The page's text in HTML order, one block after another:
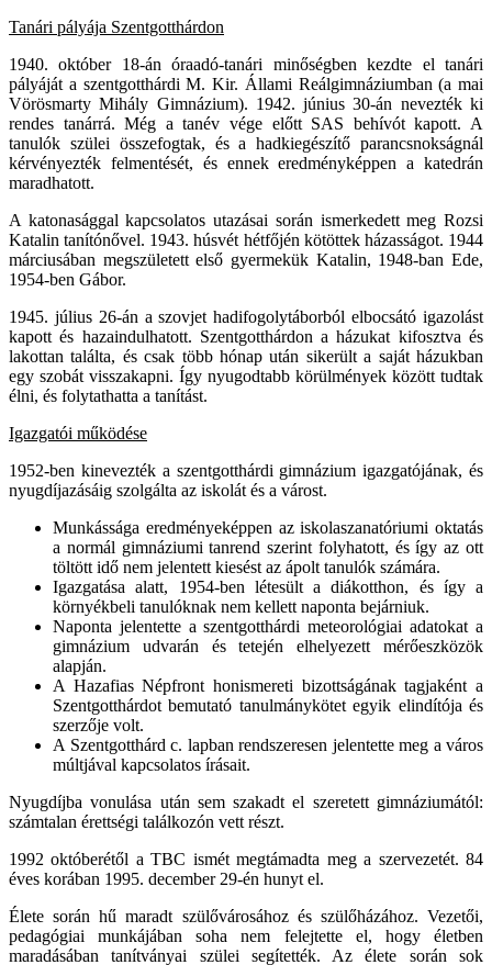
Tanári pályája Szentgotthárdon
1940. október 18-án óraadó-tanári minőségben kezdte el tanári
pályáját a szentgotthárdi M. Kir. Állami Reálgimnáziumban (a mai
Vörösmarty Mihály Gimnázium). 1942. június 30-án nevezték ki
rendes tanárrá. Még a tanév vége előtt SAS behívót kapott. A
tanulók szülei összefogtak, és a hadkiegészítő parancsnokságnál
kérvényezték felmentését, és ennek eredményképpen a katedrán
maradhatott.
A katonasággal kapcsolatos utazásai során ismerkedett meg Rozsi
Katalin tanítónővel. 1943. húsvét hétfőjén kötöttek házasságot. 1944
márciusában megszületett első gyermekük Katalin, 1948-ban Ede,
1954-ben Gábor.
1945. július 26-án a szovjet hadifogolytáborból elbocsátó igazolást
kapott és hazaindulhatott. Szentgotthárdon a házukat kifosztva és
lakottan találta, és csak több hónap után sikerült a saját házukban
egy szobát visszakapni. Így nyugodtabb körülmények között tudtak
élni, és folytathatta a tanítást.
Igazgatói működése
1952-ben kinevezték a szentgotthárdi gimnázium igazgatójának, és
nyugdíjazásáig szolgálta az iskolát és a várost.
Munkássága eredményeképpen az iskolaszanatóriumi oktatás
a normál gimnáziumi tanrend szerint folyhatott, és így az ott
töltött idő nem jelentett kiesést az ápolt tanulók számára.
Igazgatása alatt, 1954-ben létesült a diákotthon, és így a
környékbeli tanulóknak nem kellett naponta bejárniuk.
Naponta jelentette a szentgotthárdi meteorológiai adatokat a
gimnázium udvarán és tetején elhelyezett mérőeszközök
alapján.
A Hazafias Népfront honismereti bizottságának tagjaként a
Szentgotthárdot bemutató tanulmánykötet egyik elindítója és
szerzője volt.
A Szentgotthárd c. lapban rendszeresen jelentette meg a város
múltjával kapcsolatos írásait.
Nyugdíjba vonulása után sem szakadt el szeretett gimnáziumától:
számtalan érettségi találkozón vett részt.
1992 októberétől a TBC ismét megtámadta meg a szervezetét. 84
éves korában 1995. december 29-én hunyt el.
Élete során hű maradt szülővárosához és szülőházához. Vezetői,
pedagógiai munkájában soha nem felejtette el, hogy életben
maradásában tanítványai szülei segítették. Az élete során sok